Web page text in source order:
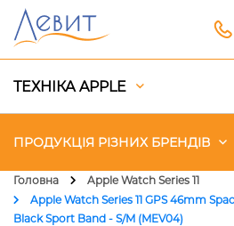
ТЕХНІКА APPLE
ПРОДУКЦІЯ РІЗНИХ БРЕНДІВ
Чохли
Головна
Apple Watch Series 11
Apple Watch Series 11 GPS 46mm
Black Sport Band - S/M (MEV04)